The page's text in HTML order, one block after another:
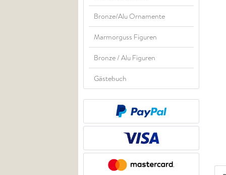
Bronze/Alu Ornamente
Marmorguss Figuren
Bronze / Alu Figuren
Gästebuch